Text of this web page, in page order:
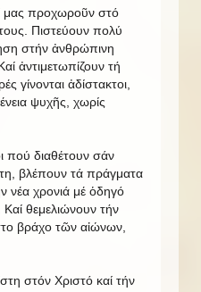
μας προχωροῦν στό
Πιστεύουν πολύ
στήν ἀνθρώπινη
ἀντιμετωπίζουν τή
γίνονται ἀδίστακτοι,
ψυχῆς, χωρίς
πού διαθέτουν σάν
βλέπουν τά πράγματα
νέα χρονιά μέ ὁδηγό
θεμελιώνουν τήν
βράχο τῶν αἰώνων,
στόν Χριστό καί τήν